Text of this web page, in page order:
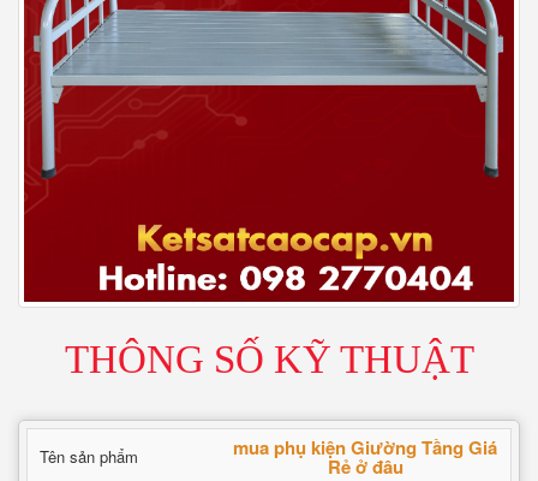
THÔNG SỐ KỸ THUẬT
Tên sản phẩm mua phụ kiện Giường Tầng Giá
Rẻ ở đâu